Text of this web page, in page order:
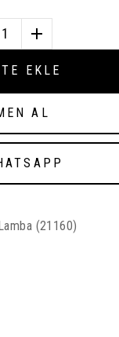
1
EKLE
AL
(21160)